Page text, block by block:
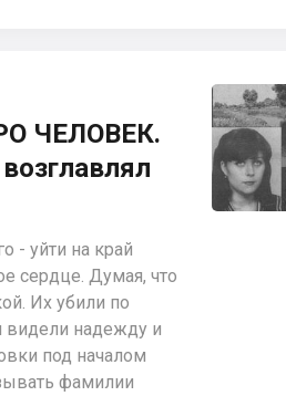
ЧЕЛОВЕК.
- уйти на край
сердце. Думая, что
Их убили по
видели надежду и
под началом
фамилии